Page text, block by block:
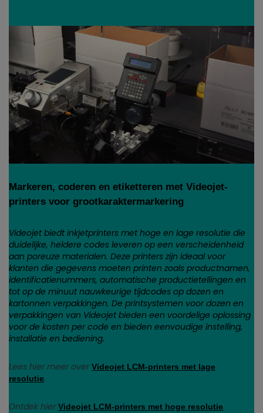
Markeren, coderen en etiketteren met Videojet-
printers voor grootkaraktermarkering
Videojet biedt inkjetprinters met hoge en lage resolutie die
duidelijke, heldere codes leveren op een verscheidenheid
aan poreuze materialen. Deze printers zijn ideaal voor
klanten die gegevens moeten printen zoals productnamen,
identificatienummers, automatische productietellingen en
tot op de minuut nauwkeurige tijdcodes op dozen en
kartonnen verpakkingen. De printsystemen voor dozen en
verpakkingen van Videojet bieden een voordelige oplossing
voor de kosten per code en bieden eenvoudige instelling,
installatie en bediening.
Lees hier meer over Videojet LCM-printers met lage
resolutie.
Ontdek hier Videojet LCM-printers met hoge resolutie.